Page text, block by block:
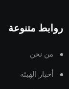
روابط متنوعة
من نحن
أخبار الهيئة